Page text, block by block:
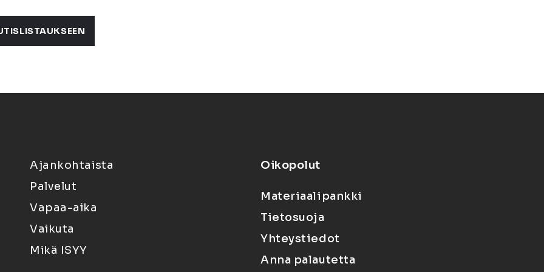
Ajankohtaista
Palvelut
Vapaa-aika
Vaikuta
Mikä ISYY
Oikopolut
Materiaalipankki
Tietosuoja
Yhteystiedot
Anna palautetta